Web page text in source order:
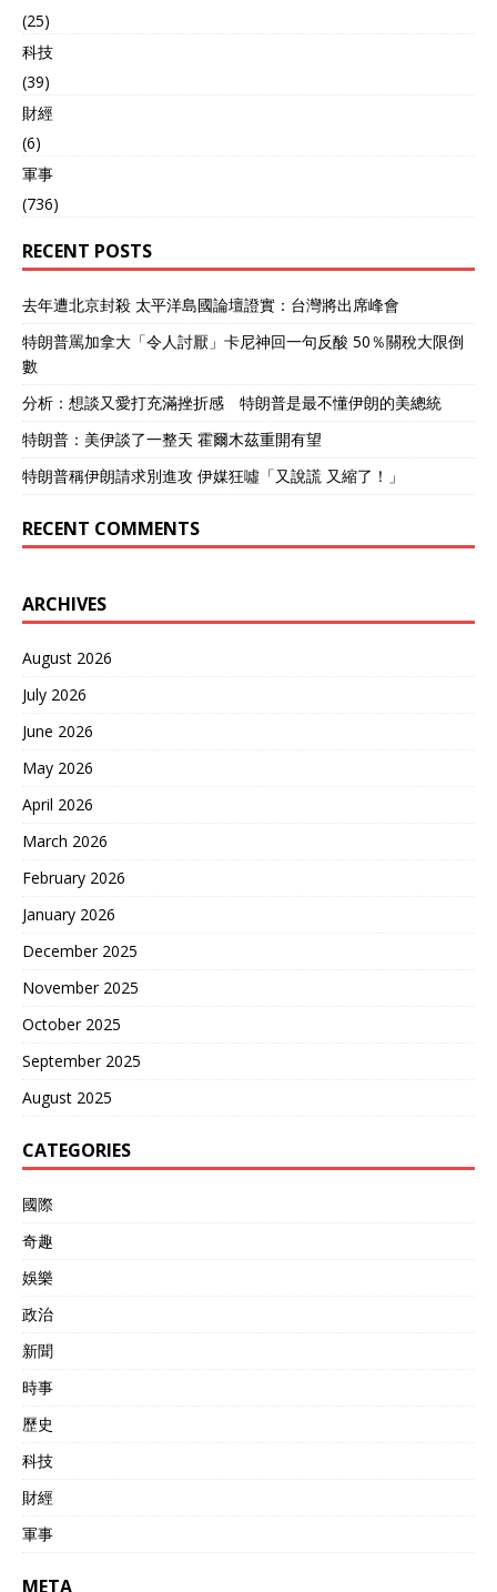
(25)
科技
(39)
財經
(6)
軍事
(736)
RECENT POSTS
去年遭北京封殺 太平洋島國論壇證實：台灣將出席峰會
特朗普罵加拿大「令人討厭」卡尼神回一句反酸 50％關稅大限倒
數
分析：想談又愛打充滿挫折感 特朗普是最不懂伊朗的美總統
特朗普：美伊談了一整天 霍爾木茲重開有望
特朗普稱伊朗請求別進攻 伊媒狂噓「又說謊 又縮了！」
RECENT COMMENTS
ARCHIVES
August 2026
July 2026
June 2026
May 2026
April 2026
March 2026
February 2026
January 2026
December 2025
November 2025
October 2025
September 2025
August 2025
CATEGORIES
國際
奇趣
娛樂
政治
新聞
時事
歷史
科技
財經
軍事
META